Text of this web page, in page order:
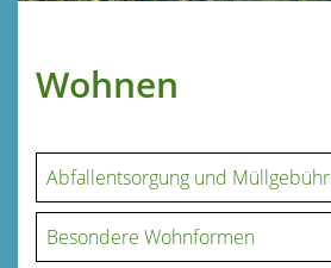
Wohnen
Abfallentsorgung und Müllgebühr
Besondere Wohnformen